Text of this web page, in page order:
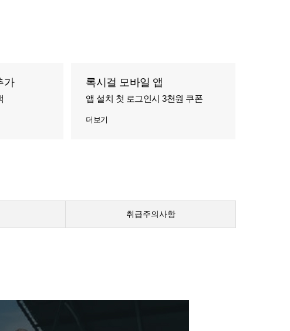
가 록시걸 모바일 앱
앱 설치 첫 로그인시 3천원 쿠폰
더보기
취급주의사항